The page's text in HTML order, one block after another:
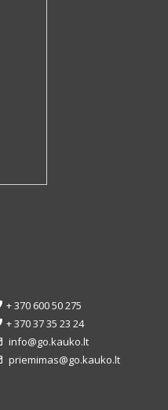
+ 370 600 50 275
+ 370 37 35 23 24
info@go.kauko.lt
priemimas@go.kauko.lt